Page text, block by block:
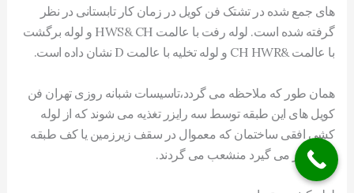
های جمع شده در تشتک فن کویل در زمان کار تابستانی در نظر
گرفته شده است. لوله رفت با عالمت HWS& CH و لوله برگشت
با عالمت &CH HWR و لوله تخلیه با عالمت D نشان داده است.
همان طور که ملاحظه می گردد،تاسیسات شبانه روزی تهران فن
کویل های این طبقه توسط سه رایزر تغذیه می شوند که از لوله
کشی افقی ساختمان که معموال در سقف زیرزمین یا کف طبقه
اول قرار می گیرد منشعب می گردند.